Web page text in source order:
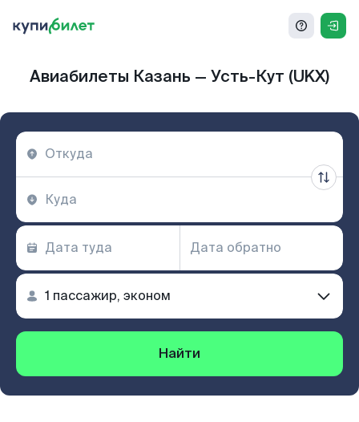
Авиабилеты Казань — Усть-Кут (UKX)
Найти